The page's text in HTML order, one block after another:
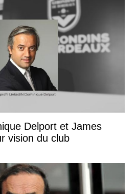
Delport et James
vision du club